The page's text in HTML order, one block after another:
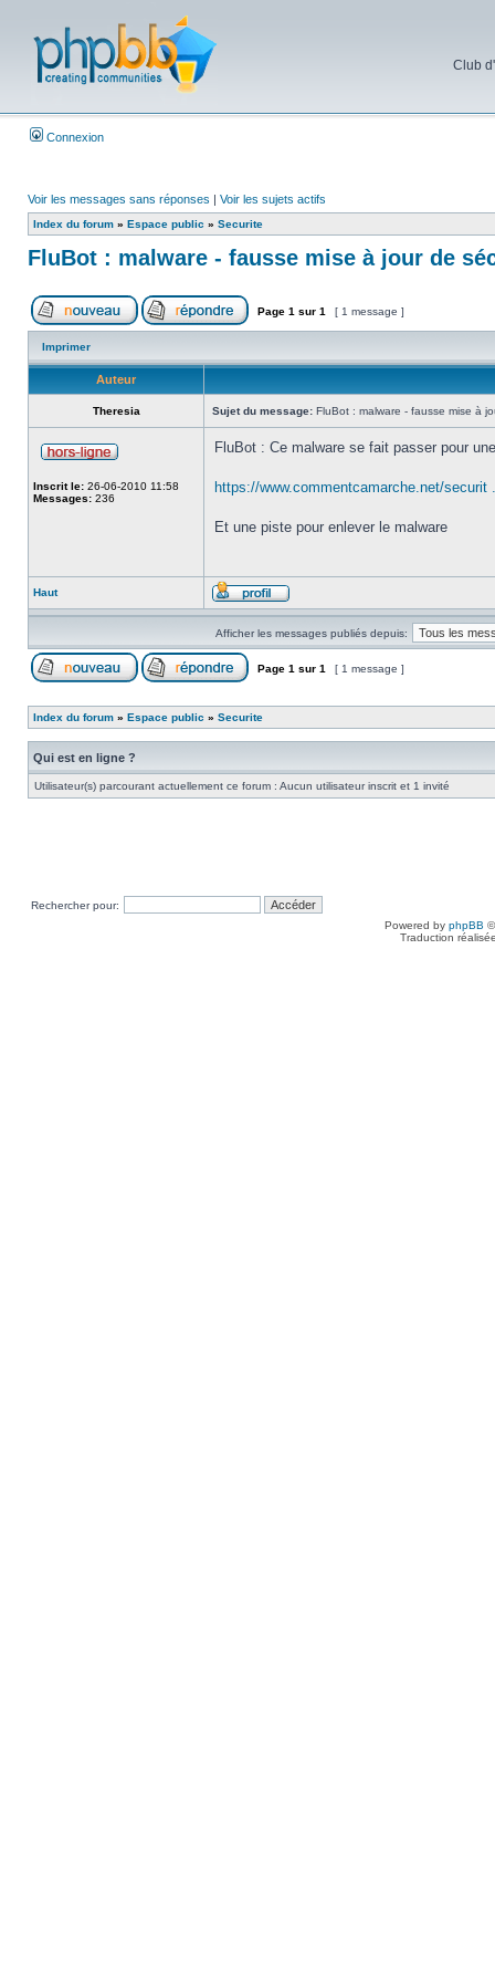
Club
Connexion
Voir les messages sans réponses | Voir les sujets actifs
Index du forum » Espace public » Securite
FluBot : malware - fausse mise à jour de
Page 1 sur 1 [ 1 message ]
Imprimer
Auteur
Theresia Sujet du message: FluBot : malware - fausse mise à
Inscrit le: 26-06-2010 11:58
Messages: 236
FluBot : Ce malware se fait passer pour
https://www.commentcamarche.net/securit
Et une piste pour enlever le malware
Haut
Afficher les messages publiés depuis:
Page 1 sur 1 [ 1 message ]
Index du forum » Espace public » Securite
Qui est en ligne ?
Utilisateur(s) parcourant actuellement ce forum : Aucun utilisateur inscrit et 1 invité
Rechercher pour:
Powered by phpBB
Traduction